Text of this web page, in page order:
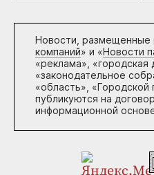
Новости, размещенные
компаний» и «Новости
«реклама», «городская
«законодательное
«область», «Городской
публикуются на
информационной